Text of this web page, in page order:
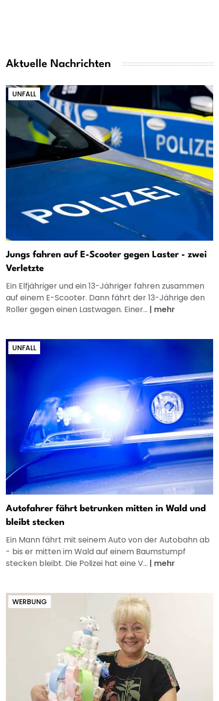
Aktuelle Nachrichten
UNFALL
Jungs fahren auf E-Scooter gegen Laster - zwei
Verletzte
Ein Elfjähriger und ein 13-Jähriger fahren zusammen
auf einem E-Scooter. Dann fährt der 13-Jährige den
Roller gegen einen Lastwagen. Einer... | mehr
UNFALL
Autofahrer fährt betrunken mitten in Wald und
bleibt stecken
Ein Mann fährt mit seinem Auto von der Autobahn ab
- bis er mitten im Wald auf einem Baumstumpf
stecken bleibt. Die Polizei hat eine V... | mehr
WERBUNG